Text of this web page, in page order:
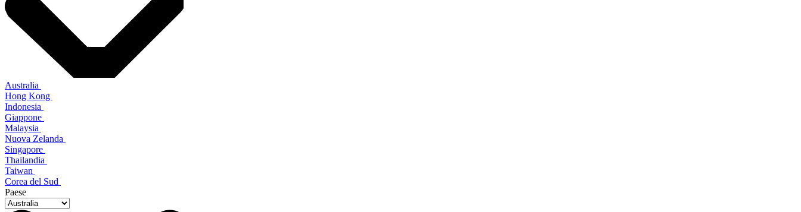
Australia
Hong Kong
Indonesia
Giappone
Malaysia
Nuova Zelanda
Singapore
Thailandia
Taiwan
Corea del Sud
Paese